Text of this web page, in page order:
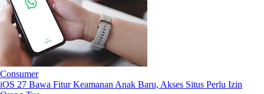
Consumer
iOS 27 Bawa Fitur Keamanan Anak Baru, Akses Situs Perlu Izin